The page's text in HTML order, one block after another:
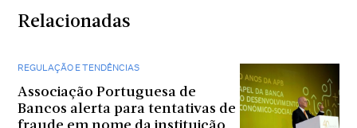
Relacionadas
REGULAÇÃO E TENDÊNCIAS
Associação Portuguesa de
Bancos alerta para tentativas de